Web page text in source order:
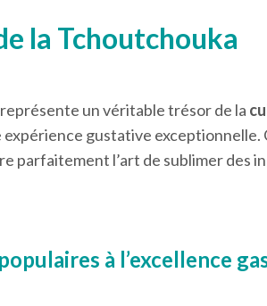
la Tchoutchouka
représente un véritable trésor de la
gustative
parfaitement l’art de sublimer des
à l’excellence